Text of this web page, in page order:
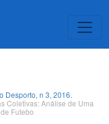
Desporto, n 3, 2016.
Coletivas: Análise de Uma
Futebo